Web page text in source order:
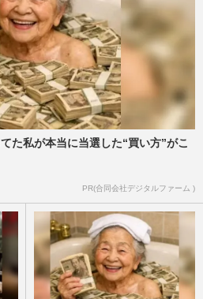
た私が本当に当選した“買い方”がこ
PR(合同会社デジタルファーム )